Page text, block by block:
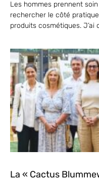
Les hommes prennent
rechercher le côté
produits cosmétiques. J’ai
La « Cactus